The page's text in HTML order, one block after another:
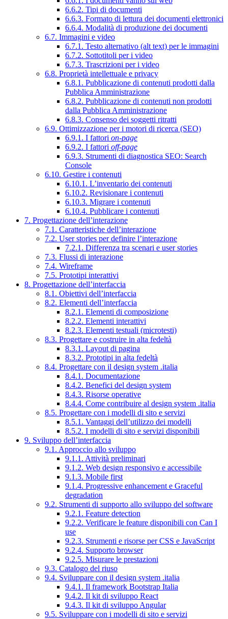
6.6.2. Tipi di documenti
6.6.3. Formato di lettura dei documenti elettronici
6.6.4. Modalità di produzione dei documenti
6.7. Immagini e video
6.7.1. Testo alternativo (alt text) per le immagini
6.7.2. Sottotitoli per i video
6.7.3. Trascrizioni per i video
6.8. Proprietà intellettuale e privacy
6.8.1. Pubblicazione di contenuti prodotti dalla
Pubblica Amministrazione
6.8.2. Pubblicazione di contenuti non prodotti
dalla Pubblica Amministrazione
6.8.3. Consenso dei soggetti ritratti
6.9. Ottimizzazione per i motori di ricerca (SEO)
6.9.1. I fattori on-page
6.9.2. I fattori off-page
6.9.3. Strumenti di diagnostica SEO: Search
Console
6.10. Gestire i contenuti
6.10.1. L’inventario dei contenuti
6.10.2. Revisionare i contenuti
6.10.3. Migrare i contenuti
6.10.4. Pubblicare i contenuti
7. Progettazione dell’interazione
7.1. Caratteristiche dell’interazione
7.2. User stories per definire l’interazione
7.2.1. Differenza tra scenari e user stories
7.3. Flussi di interazione
7.4. Wireframe
7.5. Prototipi interattivi
8. Progettazione dell’interfaccia
8.1. Obiettivi dell’interfaccia
8.2. Elementi dell’interfaccia
8.2.1. Elementi di composizione
8.2.2. Elementi interattivi
8.2.3. Elementi testuali (microtesti)
8.3. Progettare e costruire in alta fedeltà
8.3.1. Layout di pagina
8.3.2. Prototipi in alta fedeltà
8.4. Progettare con il design system .italia
8.4.1. Documentazione
8.4.2. Benefici del design system
8.4.3. Risorse operative
8.4.4. Come contribuire al design system .italia
8.5. Progettare con i modelli di sito e servizi
8.5.1. Vantaggi dell’utilizzo dei modelli
8.5.2. I modelli di sito e servizi disponibili
9. Sviluppo dell’interfaccia
9.1. Approccio allo sviluppo
9.1.1. Attività preliminari
9.1.2. Web design responsivo e accessibile
9.1.3. Mobile first
9.1.4. Progressive enhancement e Graceful
degradation
9.2. Strumenti di supporto allo sviluppo del software
9.2.1. Feature detection
9.2.2. Verificare le feature disponibili con Can I
use
9.2.3. Strumenti e risorse per CSS e JavaScript
9.2.4. Supporto browser
9.2.5. Misurare le prestazioni
9.3. Catalogo del riuso
9.4. Sviluppare con il design system .italia
9.4.1. Il framework Bootstrap Italia
9.4.2. Il kit di sviluppo React
9.4.3. Il kit di sviluppo Angular
9.5. Sviluppare con i modelli di sito e servizi